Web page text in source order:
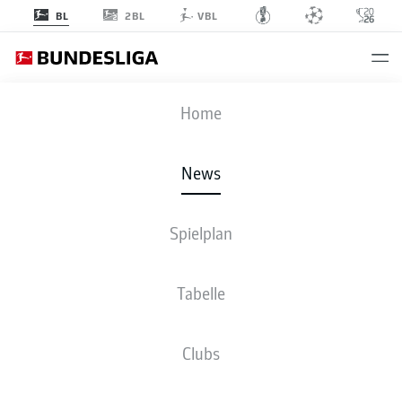
BL 2BL VBL
Home
News
Spielplan
Tabelle
Clubs
Florian Krüger wechselt von Aue nach Bielefeld